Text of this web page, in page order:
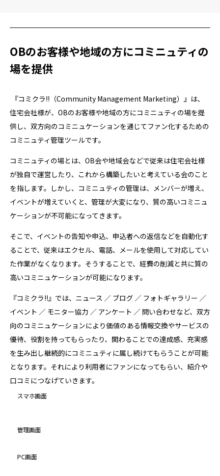
OBのお客様や地域の方にコミニュティの
場を提供
『コミクラ!!（Community Management Marketing）』は、
住宅会社様が、OBのお客様や地域の方にコミニュティの場を提
供し、双方向のコミニュケーションを通じてファン化するための
コミニュティ管理ツールです。
コミニュティの場とは、OB会や地域会などで従来は住宅会社様
が独自で運営したり、これから構築したいと考えている会のこと
を指します。しかし、コミニュティの管理は、メンバーが増え、
イベントが増えていくと、管理が大変になり、質の高いコミニュ
ケーションが不可能になってきます。
そこで、イベントの告知や申込、申込者への返信などを自動化す
ることで、従来はエクセル、電話、メールを使用して対応してい
た作業がなくなります。そうすることで、経費の削減と共に質の
高いコミニュケーションが可能になります。
『コミクラ!!』では、ニュース ／ ブログ ／ フォトギャラリー ／
イベント ／ モニター協力 ／ アンケート ／ 問い合わせなど、双方
向のコミニュケーションにより価値のある情報交換やサービスの
優待、役割を持ってもらったり、関わることでの達成感、充実感
を生み出し継続的にコミニュティに属し続けてもらうことが可能
となります。それにより利用者にファンになってもらい、紹介や
口コミにつなげていきます。
スマホ画面
管理画面
PC画面